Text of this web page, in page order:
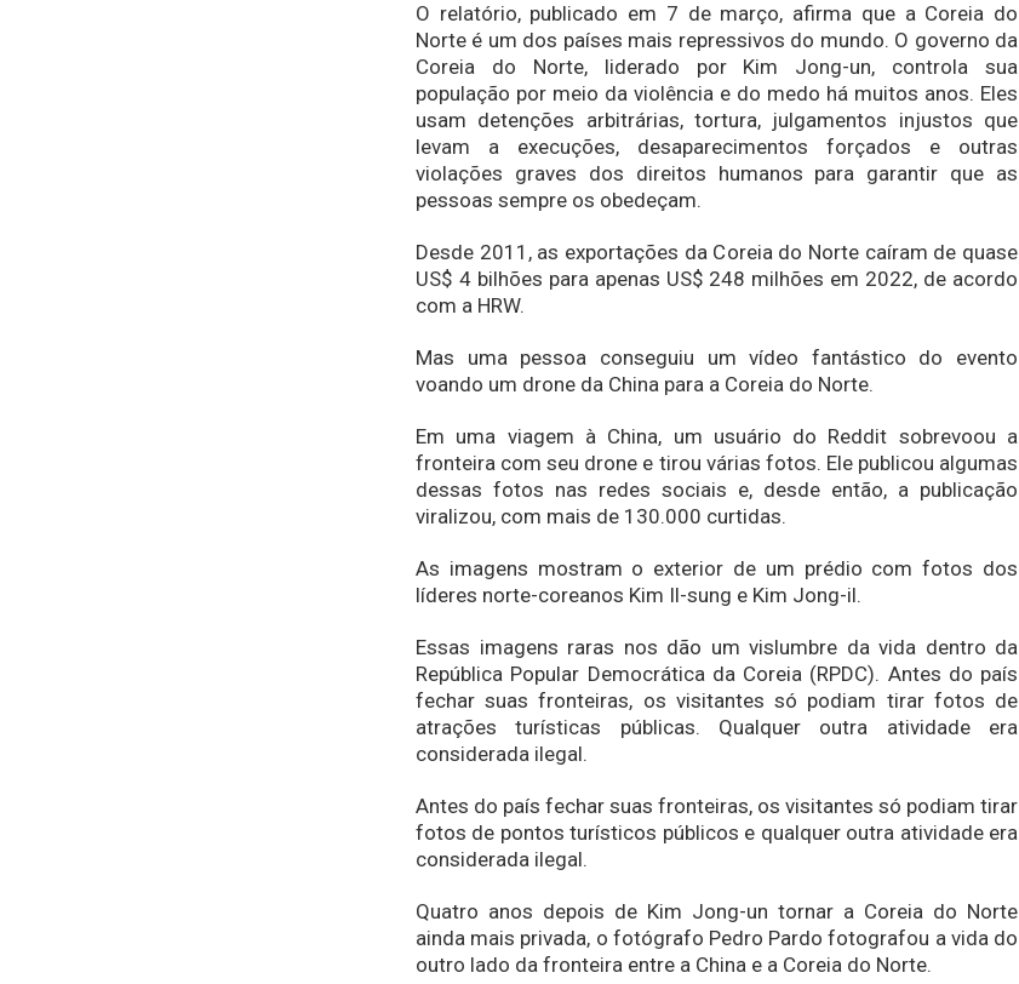
O relatório, publicado em 7 de março, afirma que a Coreia do
Norte é um dos países mais repressivos do mundo. O governo da
Coreia do Norte, liderado por Kim Jong-un, controla sua
população por meio da violência e do medo há muitos anos. Eles
usam detenções arbitrárias, tortura, julgamentos injustos que
levam a execuções, desaparecimentos forçados e outras
violações graves dos direitos humanos para garantir que as
pessoas sempre os obedeçam.
Desde 2011, as exportações da Coreia do Norte caíram de quase
US$ 4 bilhões para apenas US$ 248 milhões em 2022, de acordo
com a HRW.
Mas uma pessoa conseguiu um vídeo fantástico do evento
voando um drone da China para a Coreia do Norte.
Em uma viagem à China, um usuário do Reddit sobrevoou a
fronteira com seu drone e tirou várias fotos. Ele publicou algumas
dessas fotos nas redes sociais e, desde então, a publicação
viralizou, com mais de 130.000 curtidas.
As imagens mostram o exterior de um prédio com fotos dos
líderes norte-coreanos Kim Il-sung e Kim Jong-il.
Essas imagens raras nos dão um vislumbre da vida dentro da
República Popular Democrática da Coreia (RPDC). Antes do país
fechar suas fronteiras, os visitantes só podiam tirar fotos de
atrações turísticas públicas. Qualquer outra atividade era
considerada ilegal.
Antes do país fechar suas fronteiras, os visitantes só podiam tirar
fotos de pontos turísticos públicos e qualquer outra atividade era
considerada ilegal.
Quatro anos depois de Kim Jong-un tornar a Coreia do Norte
ainda mais privada, o fotógrafo Pedro Pardo fotografou a vida do
outro lado da fronteira entre a China e a Coreia do Norte.